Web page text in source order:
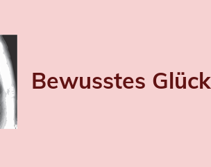
Bewusstes Glück